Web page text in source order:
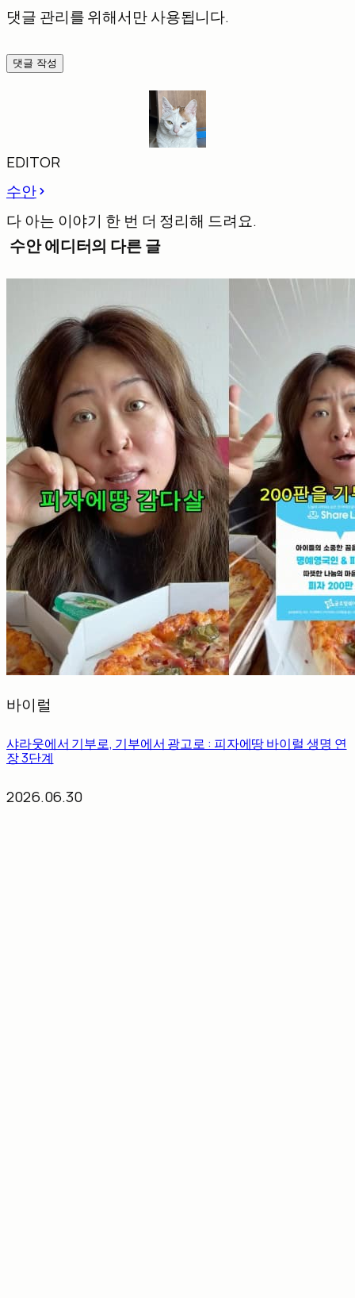
댓글 관리를 위해서만 사용됩니다.
댓글 작성
EDITOR
수안
다 아는 이야기 한 번 더 정리해 드려요.
수안 에디터의 다른 글
바이럴
샤라웃에서 기부로, 기부에서 광고로 : 피자에땅 바이럴 생명 연
장 3단계
2026.06.30